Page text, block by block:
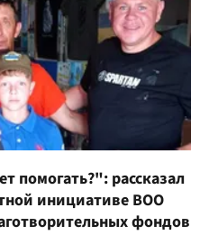
помогать?": рассказал
инициативе ВОО
фондов